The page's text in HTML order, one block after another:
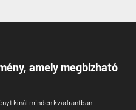
amely megbízható
kínál minden kvadrantban —